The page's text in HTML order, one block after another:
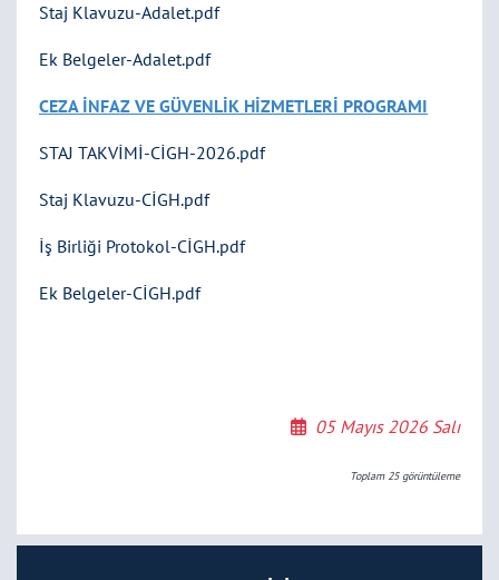
Staj Klavuzu-Adalet.pdf
Ek Belgeler-Adalet.pdf
CEZA İNFAZ VE GÜVENLİK HİZMETLERİ PROGRAMI
STAJ TAKVİMİ-CİGH-2026.pdf
Staj Klavuzu-CİGH.pdf
İş Birliği Protokol-CİGH.pdf
Ek Belgeler-CİGH.pdf
05 Mayıs 2026 Salı
Toplam25görüntüleme